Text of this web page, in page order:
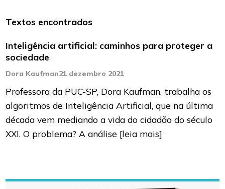
Textos encontrados
Inteligência artificial: caminhos para proteger a
sociedade
Dora Kaufman21 dezembro 2021
Professora da PUC-SP, Dora Kaufman, trabalha os
algoritmos de Inteligência Artificial, que na última
década vem mediando a vida do cidadão do século
XXI. O problema? A análise [leia mais]